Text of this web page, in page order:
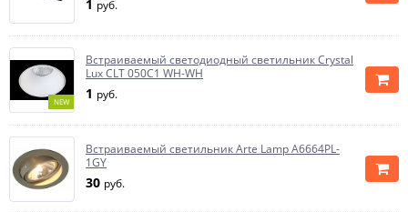
1 руб.
NEW
Встраиваемый светодиодный светильник Crystal
Lux CLT 050C1 WH-WH
1 руб.
Встраиваемый светильник Arte Lamp A6664PL-
1GY
30 руб.